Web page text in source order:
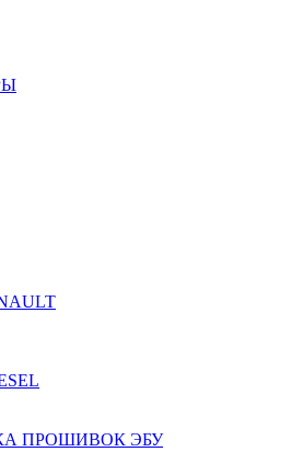
ПРОШИВОК ЭБУ